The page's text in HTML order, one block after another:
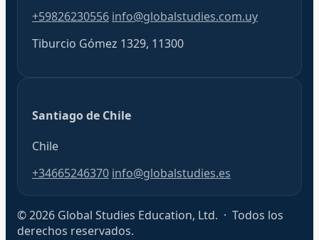
+59826230556 info@globalstudies.com.uy
Tiburcio Gómez 1329, 11300
Santiago de Chile
Chile
+34665246370 info@globalstudies.es
© 2026 Global Studies Education, Ltd. · Todos los
derechos reservados.